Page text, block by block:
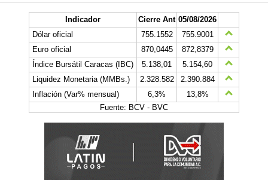
Indicador Cierre Ant 05/08/2026
Dólar oficial
755.1552
755.9001
Euro oficial
870,0445
872,8379
Índice Bursátil Caracas (IBC)
5.138,01
5.154,60
Liquidez Monetaria (MMBs.)
2.328.582
2.390.884
Inflación (Var% mensual)
6,3%
13,8%
Fuente: BCV - BVC